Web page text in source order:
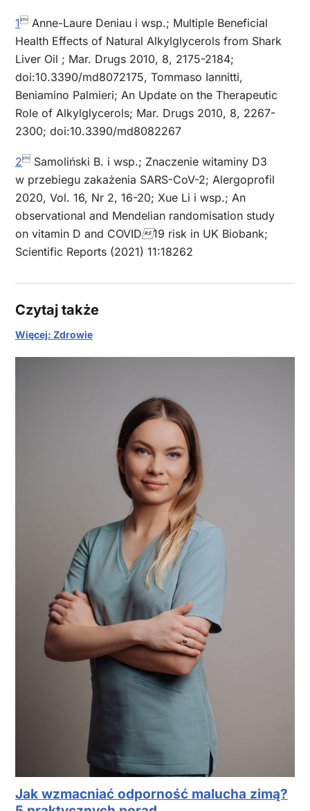
1 Anne-Laure Deniau i wsp.; Multiple Beneficial
Health Effects of Natural Alkylglycerols from Shark
Liver Oil ; Mar. Drugs 2010, 8, 2175-2184;
doi:10.3390/md8072175, Tommaso Iannitti,
Beniamino Palmieri; An Update on the Therapeutic
Role of Alkylglycerols; Mar. Drugs 2010, 8, 2267-
2300; doi:10.3390/md8082267
2 Samoliński B. i wsp.; Znaczenie witaminy D3
w przebiegu zakażenia SARS-CoV-2; Alergoprofil
2020, Vol. 16, Nr 2, 16-20; Xue Li i wsp.; An
observational and Mendelian randomisation study
on vitamin D and COVID19 risk in UK Biobank;
Scientific Reports (2021) 11:18262
Czytaj także
Więcej: Zdrowie
Jak wzmacniać odporność malucha zimą?